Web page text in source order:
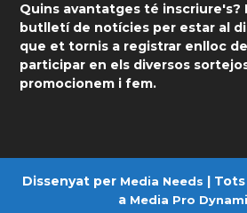
Quins avantatges té inscriure's?
butlletí de notícies per estar al
que et tornis a registrar enlloc
participar en els diversos
promocionem i fem.
Dissenyat per Media Needs
|
a Media Pro